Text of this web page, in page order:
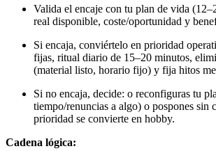
Valida el encaje con tu plan de vida
real disponible, coste/oportunidad y
Si encaja, conviértelo en prioridad
fijas, ritual diario de 15–20 minutos,
(material listo, horario fijo) y fija hitos
Si no encaja, decide: o reconfiguras tu
tiempo/renuncias a algo) o pospones sin
prioridad se convierte en hobby.
Cadena lógica: